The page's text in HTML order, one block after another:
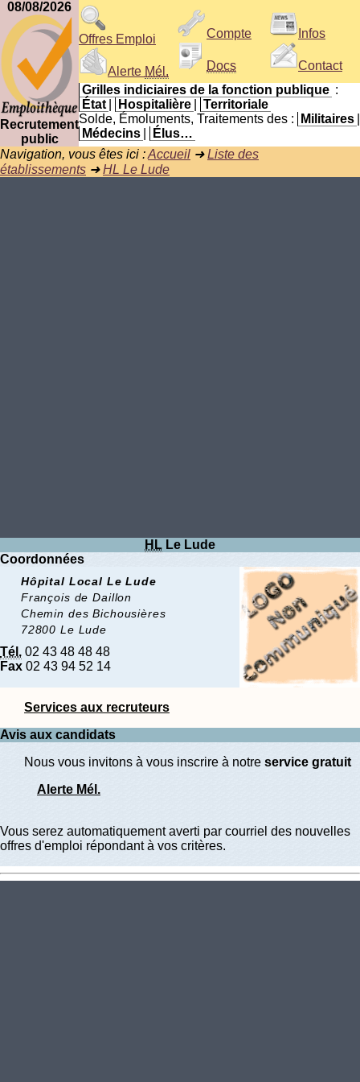
08/08/2026
Recrutement
public
Offres Emploi
Alerte Mél.
Compte
Docs
Infos
Contact
Grilles indiciaires de la fonction publique :
État
Hospitalière
Territoriale
Solde, Émoluments, Traitements des :
Militaires
Médecins
Élus…
Navigation, vous êtes ici :Accueil ➜Liste des
établissements ➜HL Le Lude
HL Le Lude
Coordonnées
Hôpital Local Le Lude
François de Daillon
Chemin des Bichousières
72800 Le Lude
Tél. 02 43 48 48 48
Fax 02 43 94 52 14
Services aux recruteurs
Avis aux candidats
Nous vous invitons à vous inscrire à notre service gratuit
Alerte Mél.
Vous serez automatiquement averti par courriel des nouvelles
offres d'emploi répondant à vos critères.